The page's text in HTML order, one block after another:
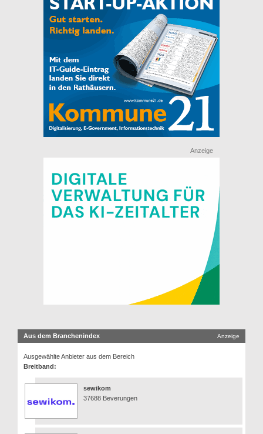
Anzeige
Aus dem Branchenindex Anzeige
Ausgewählte Anbieter aus dem Bereich
Breitband:
sewikom
37688 Beverungen